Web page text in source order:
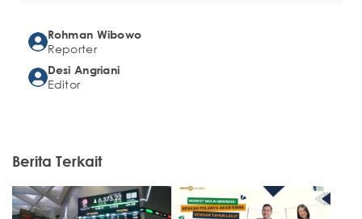
Rohman Wibowo
Reporter
Desi Angriani
Editor
Berita Terkait